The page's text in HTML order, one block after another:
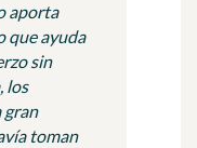
aporta
que ayuda
sin
los
gran
toman